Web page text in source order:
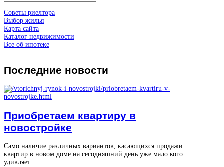
Советы риелтора
Выбор жилья
Карта сайта
Каталог недвижимости
Все об ипотеке
Последние новости
Приобретаем квартиру в
новостройке
Само наличие различных вариантов, касающихся продажи
квартир в новом доме на сегодняшний день уже мало кого
удивляет.